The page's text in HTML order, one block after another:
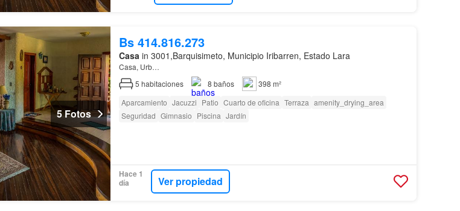
5 Fotos
Bs 414.816.273
Casain 3001,Barquisimeto, Municipio Iribarren, Estado Lara
Casa, Urb…
5 habitaciones 8 baños
398 m²
Aparcamiento Jacuzzi Patio Cuarto de oficina Terraza amenity_drying_area
Seguridad Gimnasio Piscina Jardín
Hace 1
día
Ver propiedad